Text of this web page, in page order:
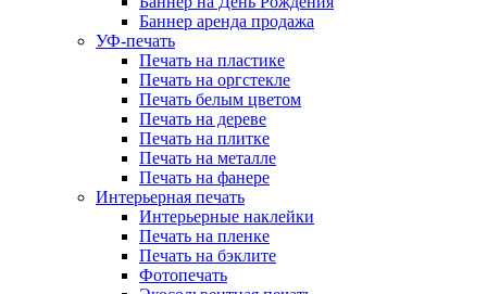
Баннер аренда продажа
УФ-печать
Печать на пластике
Печать на оргстекле
Печать белым цветом
Печать на дереве
Печать на плитке
Печать на металле
Печать на фанере
Интерьерная печать
Интерьерные наклейки
Печать на пленке
Печать на бэклите
Фотопечать